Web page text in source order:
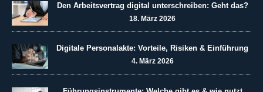
Den Arbeitsvertrag digital unterschreiben: Geht das?
18. März 2026
Digitale Personalakte: Vorteile, Risiken & Einführung
4. März 2026